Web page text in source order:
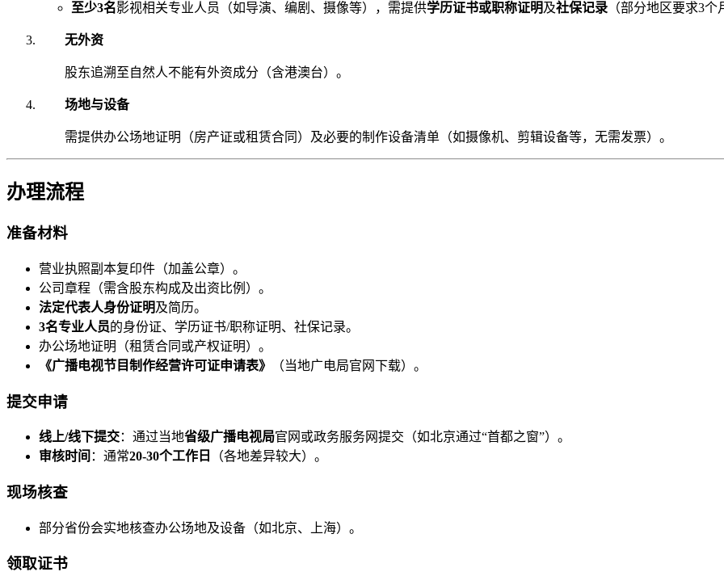
至少3名影视相关专业人员（如导演、编剧、摄像等），需提供学历证书或职称证明及社保记录 （部分地区要求3个
无外资
股东追溯至自然人不能有外资成分（含港澳台）。
场地与设备
需提供办公场地证明（房产证或租赁合同）及必要的制作设备清单（如摄像机、剪辑设备等，无需发票）。
办理流程
准备材料
营业执照副本复印件（加盖公章）。
公司章程（需含股东构成及出资比例）。
法定代表人身份证明及简历。
3名专业人员的身份证、学历证书/职称证明、社保记录。
办公场地证明（租赁合同或产权证明）。
《广播电视节目制作经营许可证申请表》
（当地广电局官网下载）。
提交申请
线上/线下提交：通过当地省级广播电视局官网或政务服务网提交（如北京通过“首都之窗”）。
审核时间 ：通常20-30个工作日 （各地差异较大）。
现场核查
部分省份会实地核查办公场地及设备（如北京、上海）。
领取证书